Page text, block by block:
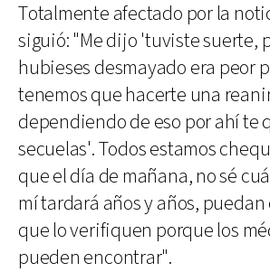
Totalmente afectado por la
siguió: "Me dijo 'tuviste suerte,
hubieses desmayado era peor
tenemos que hacerte una
dependiendo de eso por ahí te
secuelas'. Todos estamos
que el día de mañana, no sé
mí tardará años y años,
que lo verifiquen porque los
pueden encontrar".